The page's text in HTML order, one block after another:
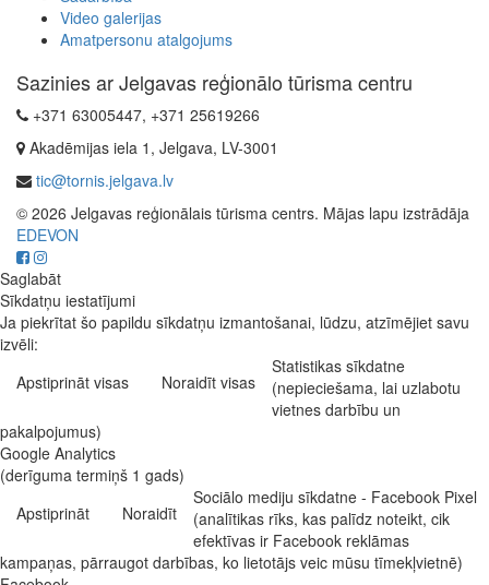
Video galerijas
Amatpersonu atalgojums
Sazinies ar Jelgavas reģionālo tūrisma centru
+371 63005447, +371 25619266
Akadēmijas iela 1, Jelgava, LV-3001
tic@tornis.jelgava.lv
© 2026 Jelgavas reģionālais tūrisma centrs. Mājas lapu izstrādāja
EDEVON
Saglabāt
Sīkdatņu iestatījumi
Ja piekrītat šo papildu sīkdatņu izmantošanai, lūdzu, atzīmējiet savu
izvēli:
Apstiprināt visas
Noraidīt visas
Statistikas sīkdatne
(nepieciešama, lai uzlabotu
vietnes darbību un
pakalpojumus)
Google Analytics
(derīguma termiņš 1 gads)
Apstiprināt
Noraidīt
Sociālo mediju sīkdatne - Facebook Pixel
(analītikas rīks, kas palīdz noteikt, cik
efektīvas ir Facebook reklāmas
kampaņas, pārraugot darbības, ko lietotājs veic mūsu tīmekļvietnē)